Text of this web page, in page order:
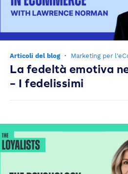
Articoli del blog · Marketing per
La fedeltà emotiva
– I fedelissimi